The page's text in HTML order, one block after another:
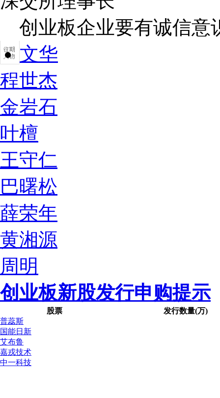
创业板企业要有诚信意
文华
程世杰
金岩石
叶檀
王守仁
巴曙松
薛荣年
黄湘源
周明
创业板新股发行申购提示
股票
发行数量(万)
普蕊斯
国能日新
艾布鲁
嘉戎技术
中一科技